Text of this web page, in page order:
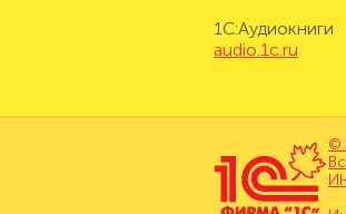
1С:Аудиокниги
audio.1c.ru
©